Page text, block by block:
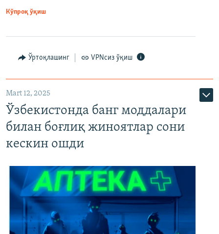
Кўпроқ ўқиш
Ўртоқлашинг VPNсиз ўқиш
Mart 12, 2025
Ўзбекистонда банг моддалари
билан боғлиқ жиноятлар сони
кескин ошди